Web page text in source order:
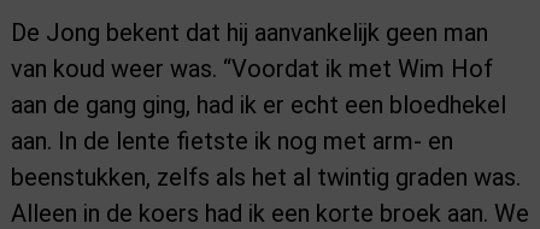
De Jong bekent dat hij aanvankelijk geen man
van koud weer was. “Voordat ik met Wim Hof
aan de gang ging, had ik er echt een bloedhekel
aan. In de lente fietste ik nog met arm- en
beenstukken, zelfs als het al twintig graden was.
Alleen in de koers had ik een korte broek aan. We